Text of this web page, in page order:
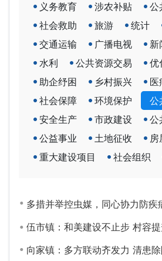
义务教育
涉农补贴
公
社会救助
旅游 统计
交通运输
广播电视
新
水利
公共资源交易
优
助企纾困
乡村振兴
医
社会保障
环境保护
公
安全生产
市政建设
公
公益事业
土地征收
房
重大建设项目
社会组织
多措并举控虫媒，同心协力防疾
伍市镇：和美建设不止步 村容提升再出发 ——武莲村以三项精细化
向家镇：多方联动齐发力 清患除险保平安——开展小区电动车、消